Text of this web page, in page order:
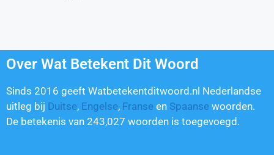
Over Wat Betekent Dit Woord
Sinds 2016 geeft Watbetekentditwoord.nl Nederlandse
uitleg bij Duitse, Engelse, Franse en Spaanse woorden.
De betekenis van 243,027 woorden is toegevoegd.